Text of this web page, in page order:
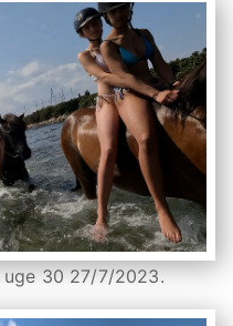
30 27/7/2023.